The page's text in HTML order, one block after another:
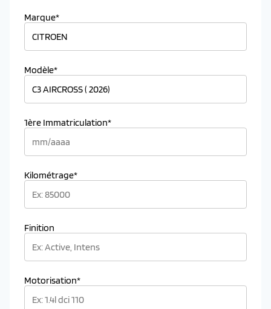
Marque*
Modèle*
1ère Immatriculation*
Kilométrage*
Finition
Motorisation*